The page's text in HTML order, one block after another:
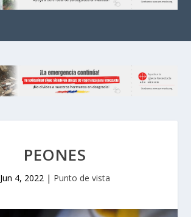
PEONES
Jun 4, 2022| Punto de vista